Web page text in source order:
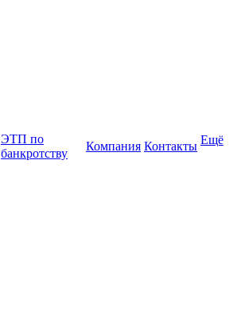
ЭТП по
банкротству
Компания Контакты Ещё